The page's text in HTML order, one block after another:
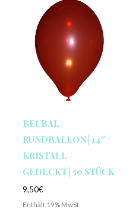
BELBAL
RUNDBALLON | 14″
KRISTALL /
GEDECKT | 50 STÜCK
9,50€
Enthält 19% MwSt.